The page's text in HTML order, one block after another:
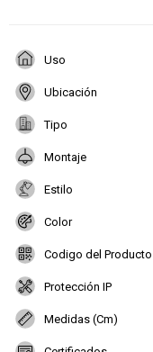
Uso
Ubicación
Tipo
Montaje
Estilo
Color
Codigo del Producto
Protección IP
Medidas (Cm)